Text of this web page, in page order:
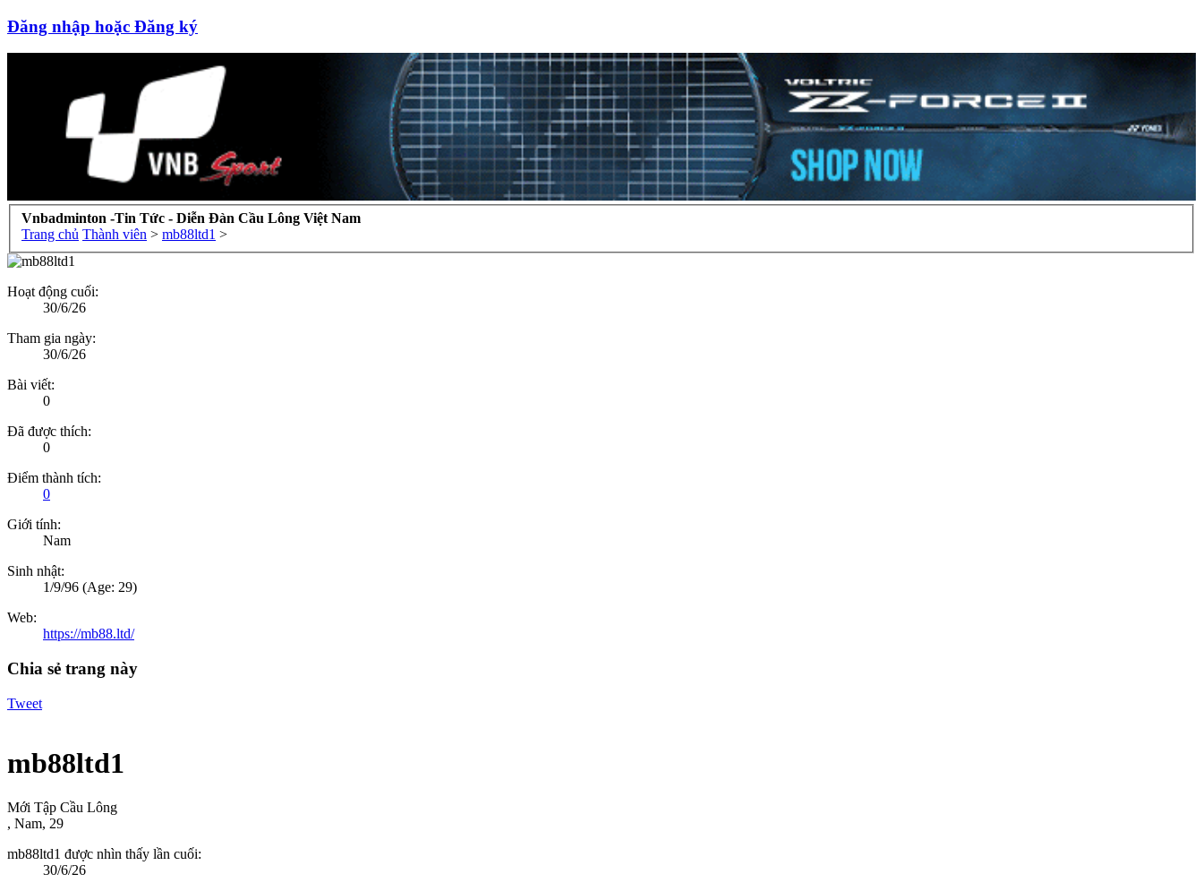
Đăng nhập hoặc Đăng ký
Vnbadminton -Tin Tức - Diễn Đàn Cầu Lông Việt Nam
Trang chủ Thành viên > mb88ltd1 >
Hoạt động cuối:
30/6/26
Tham gia ngày:
30/6/26
Bài viết:
0
Đã được thích:
0
Điểm thành tích:
0
Giới tính:
Nam
Sinh nhật:
1/9/96 (Age: 29)
Web:
https://mb88.ltd/
Chia sẻ trang này
Tweet
mb88ltd1
Mới Tập Cầu Lông
, Nam, 29
mb88ltd1 được nhìn thấy lần cuối:
30/6/26